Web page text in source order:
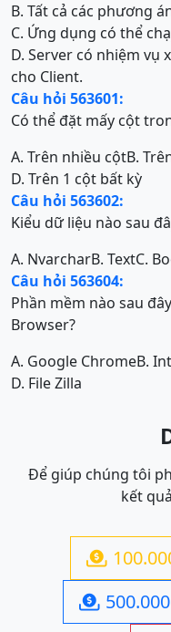
B. Tất cả các phương
C. Ứng dụng có thể
D. Server có nhiệm vụ
cho Client.
Câu hỏi 563601:
Có thể đặt mấy cột
A. Trên nhiều cộtB.
D. Trên 1 cột bất kỳ
Câu hỏi 563602:
Kiểu dữ liệu nào sau
A. NvarcharB. TextC.
Câu hỏi 563604:
Phần mềm nào sau
Browser?
A. Google ChromeB.
D. File Zilla
Để giúp chúng tôi
kết

